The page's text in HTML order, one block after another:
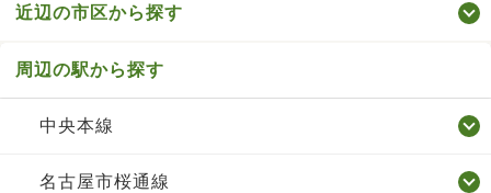
近辺の市区から探す
周辺の駅から探す
中央本線
名古屋市桜通線